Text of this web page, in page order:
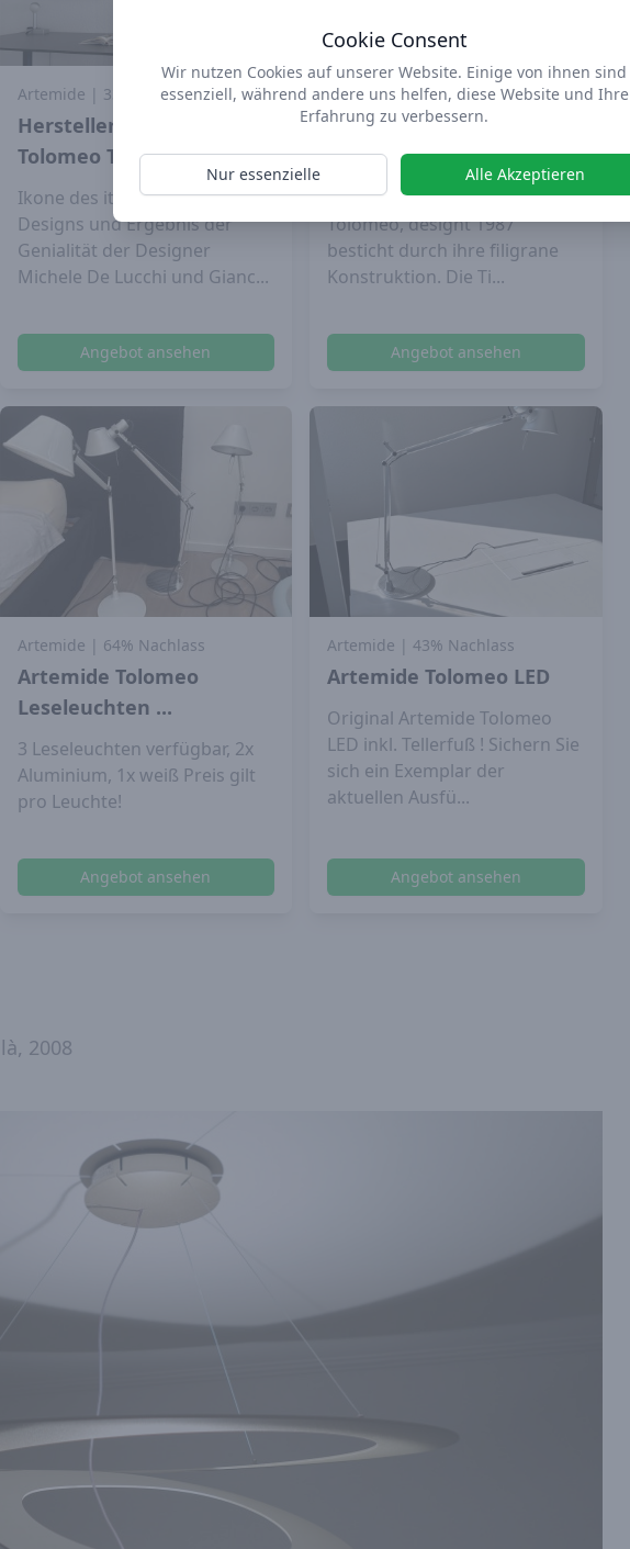
Artemide | 33% Nachlass
Hersteller: Artemide-
Tolomeo T...
Ikone des italienischen
Designs und Ergebnis der
Genialität der Designer
Michele De Lucchi und Gianc...
Angebot ansehen
Artemide | 31% Nachlass
Tischleuchte Tolomeo
Micro Tab...
Der Klassiker von Artemide:
Tolomeo, designt 1987
besticht durch ihre filigrane
Konstruktion. Die Ti...
Angebot ansehen
Artemide | 64% Nachlass
Artemide Tolomeo
Leseleuchten ...
3 Leseleuchten verfügbar, 2x
Aluminium, 1x weiß Preis gilt
pro Leuchte!
Angebot ansehen
Artemide | 43% Nachlass
Artemide Tolomeo LED
Original Artemide Tolomeo
LED inkl. Tellerfuß ! Sichern Sie
sich ein Exemplar der
aktuellen Ausfü...
Angebot ansehen
2008
Cookie Consent
Wir nutzen Cookies auf unserer Website. Einige von ihnen sind
essenziell, während andere uns helfen, diese Website und Ihre
Erfahrung zu verbessern.
Alle Akzeptieren
Nur essenzielle